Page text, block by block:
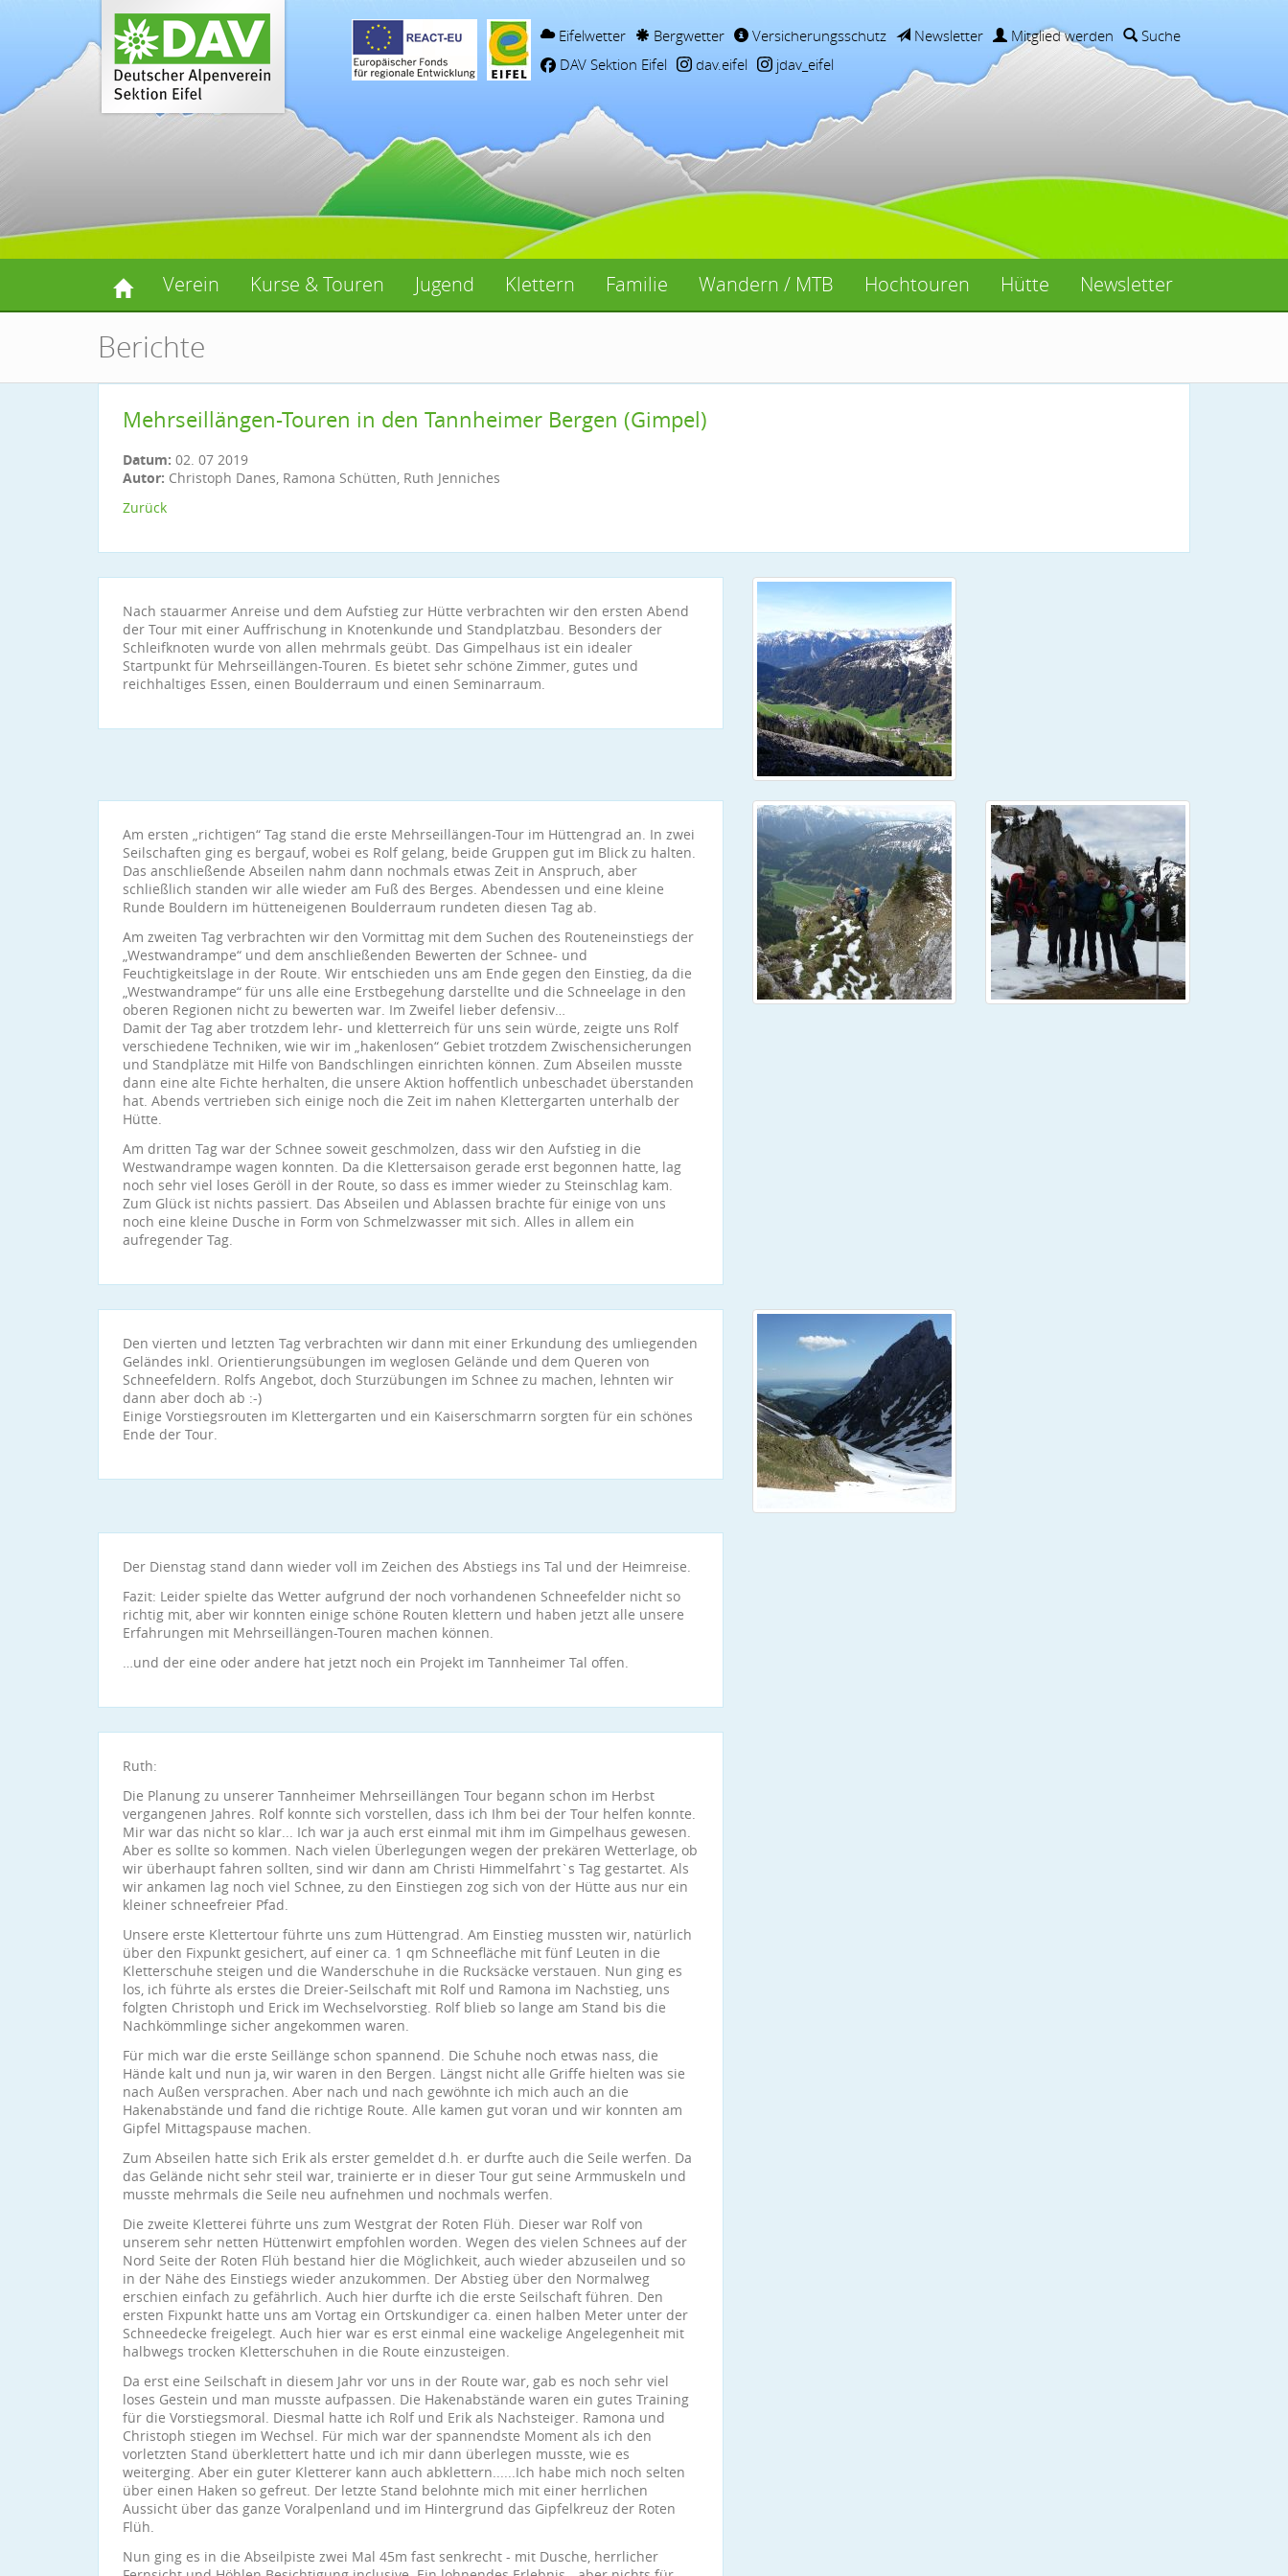
Eifelwetter Bergwetter Versicherungsschutz Newsletter Mitglied werden
Suche
DAV Sektion Eifel
dav.eifel jdav_eifel
Verein Kurse & Touren Jugend Klettern Familie Wandern / MTB Hochtouren Hütte Newsletter
Berichte
Mehrseillängen-Touren in den Tannheimer Bergen (Gimpel)
Datum: 02. 07 2019
Autor: Christoph Danes, Ramona Schütten, Ruth Jenniches
Zurück
Nach stauarmer Anreise und dem Aufstieg zur Hütte verbrachten wir den ersten Abend
der Tour mit einer Auffrischung in Knotenkunde und Standplatzbau. Besonders der
Schleifknoten wurde von allen mehrmals geübt. Das Gimpelhaus ist ein idealer
Startpunkt für Mehrseillängen-Touren. Es bietet sehr schöne Zimmer, gutes und
reichhaltiges Essen, einen Boulderraum und einen Seminarraum.
Am ersten „richtigen“ Tag stand die erste Mehrseillängen-Tour im Hüttengrad an. In zwei
Seilschaften ging es bergauf, wobei es Rolf gelang, beide Gruppen gut im Blick zu halten.
Das anschließende Abseilen nahm dann nochmals etwas Zeit in Anspruch, aber
schließlich standen wir alle wieder am Fuß des Berges. Abendessen und eine kleine
Runde Bouldern im hütteneigenen Boulderraum rundeten diesen Tag ab.
Am zweiten Tag verbrachten wir den Vormittag mit dem Suchen des Routeneinstiegs der
„Westwandrampe“ und dem anschließenden Bewerten der Schnee- und
Feuchtigkeitslage in der Route. Wir entschieden uns am Ende gegen den Einstieg, da die
„Westwandrampe“ für uns alle eine Erstbegehung darstellte und die Schneelage in den
oberen Regionen nicht zu bewerten war. Im Zweifel lieber defensiv…
Damit der Tag aber trotzdem lehr- und kletterreich für uns sein würde, zeigte uns Rolf
verschiedene Techniken, wie wir im „hakenlosen“ Gebiet trotzdem Zwischensicherungen
und Standplätze mit Hilfe von Bandschlingen einrichten können. Zum Abseilen musste
dann eine alte Fichte herhalten, die unsere Aktion hoffentlich unbeschadet überstanden
hat. Abends vertrieben sich einige noch die Zeit im nahen Klettergarten unterhalb der
Hütte.
Am dritten Tag war der Schnee soweit geschmolzen, dass wir den Aufstieg in die
Westwandrampe wagen konnten. Da die Klettersaison gerade erst begonnen hatte, lag
noch sehr viel loses Geröll in der Route, so dass es immer wieder zu Steinschlag kam.
Zum Glück ist nichts passiert. Das Abseilen und Ablassen brachte für einige von uns
noch eine kleine Dusche in Form von Schmelzwasser mit sich. Alles in allem ein
aufregender Tag.
Den vierten und letzten Tag verbrachten wir dann mit einer Erkundung des umliegenden
Geländes inkl. Orientierungsübungen im weglosen Gelände und dem Queren von
Schneefeldern. Rolfs Angebot, doch Sturzübungen im Schnee zu machen, lehnten wir
dann aber doch ab :-)
Einige Vorstiegsrouten im Klettergarten und ein Kaiserschmarrn sorgten für ein schönes
Ende der Tour.
Der Dienstag stand dann wieder voll im Zeichen des Abstiegs ins Tal und der Heimreise.
Fazit: Leider spielte das Wetter aufgrund der noch vorhandenen Schneefelder nicht so
richtig mit, aber wir konnten einige schöne Routen klettern und haben jetzt alle unsere
Erfahrungen mit Mehrseillängen-Touren machen können.
…und der eine oder andere hat jetzt noch ein Projekt im Tannheimer Tal offen.
Ruth:
Die Planung zu unserer Tannheimer Mehrseillängen Tour begann schon im Herbst
vergangenen Jahres. Rolf konnte sich vorstellen, dass ich Ihm bei der Tour helfen konnte.
Mir war das nicht so klar... Ich war ja auch erst einmal mit ihm im Gimpelhaus gewesen.
Aber es sollte so kommen. Nach vielen Überlegungen wegen der prekären Wetterlage, ob
wir überhaupt fahren sollten, sind wir dann am Christi Himmelfahrt`s Tag gestartet. Als
wir ankamen lag noch viel Schnee, zu den Einstiegen zog sich von der Hütte aus nur ein
kleiner schneefreier Pfad.
Unsere erste Klettertour führte uns zum Hüttengrad. Am Einstieg mussten wir, natürlich
über den Fixpunkt gesichert, auf einer ca. 1 qm Schneefläche mit fünf Leuten in die
Kletterschuhe steigen und die Wanderschuhe in die Rucksäcke verstauen. Nun ging es
los, ich führte als erstes die Dreier-Seilschaft mit Rolf und Ramona im Nachstieg, uns
folgten Christoph und Erick im Wechselvorstieg. Rolf blieb so lange am Stand bis die
Nachkömmlinge sicher angekommen waren.
Für mich war die erste Seillänge schon spannend. Die Schuhe noch etwas nass, die
Hände kalt und nun ja, wir waren in den Bergen. Längst nicht alle Griffe hielten was sie
nach Außen versprachen. Aber nach und nach gewöhnte ich mich auch an die
Hakenabstände und fand die richtige Route. Alle kamen gut voran und wir konnten am
Gipfel Mittagspause machen.
Zum Abseilen hatte sich Erik als erster gemeldet d.h. er durfte auch die Seile werfen. Da
das Gelände nicht sehr steil war, trainierte er in dieser Tour gut seine Armmuskeln und
musste mehrmals die Seile neu aufnehmen und nochmals werfen.
Die zweite Kletterei führte uns zum Westgrat der Roten Flüh. Dieser war Rolf von
unserem sehr netten Hüttenwirt empfohlen worden. Wegen des vielen Schnees auf der
Nord Seite der Roten Flüh bestand hier die Möglichkeit, auch wieder abzuseilen und so
in der Nähe des Einstiegs wieder anzukommen. Der Abstieg über den Normalweg
erschien einfach zu gefährlich. Auch hier durfte ich die erste Seilschaft führen. Den
ersten Fixpunkt hatte uns am Vortag ein Ortskundiger ca. einen halben Meter unter der
Schneedecke freigelegt. Auch hier war es erst einmal eine wackelige Angelegenheit mit
halbwegs trocken Kletterschuhen in die Route einzusteigen.
Da erst eine Seilschaft in diesem Jahr vor uns in der Route war, gab es noch sehr viel
loses Gestein und man musste aufpassen. Die Hakenabstände waren ein gutes Training
für die Vorstiegsmoral. Diesmal hatte ich Rolf und Erik als Nachsteiger. Ramona und
Christoph stiegen im Wechsel. Für mich war der spannendste Moment als ich den
vorletzten Stand überklettert hatte und ich mir dann überlegen musste, wie es
weiterging. Aber ein guter Kletterer kann auch abklettern......Ich habe mich noch selten
über einen Haken so gefreut. Der letzte Stand belohnte mich mit einer herrlichen
Aussicht über das ganze Voralpenland und im Hintergrund das Gipfelkreuz der Roten
Flüh.
Nun ging es in die Abseilpiste zwei Mal 45m fast senkrecht - mit Dusche, herrlicher